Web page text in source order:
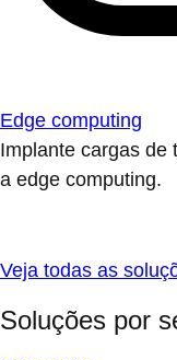
Edge computing
Implante cargas de
a edge computing.
Veja todas as
Soluções por